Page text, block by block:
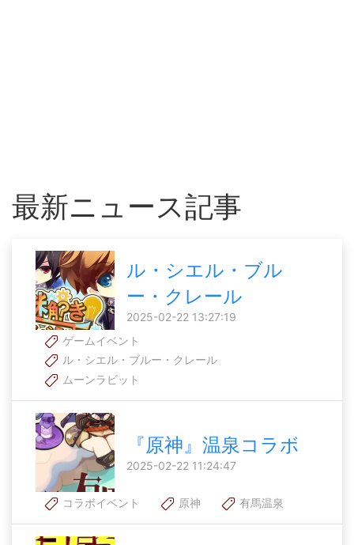
最新ニュース記事
ル・シエル・ブル
ー・クレール
2025-02-22 13:27:19
ゲームイベント
ル・シエル・ブルー・クレール
ムーンラビット
『原神』温泉コラボ
2025-02-22 11:24:47
コラボイベント 原神 有馬温泉